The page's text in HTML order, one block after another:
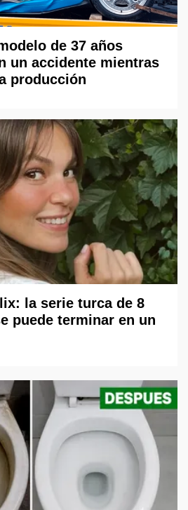
de 37 años
un accidente mientras
producción
la serie turca de 8
puede terminar en un